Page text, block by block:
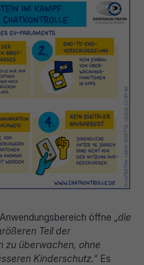
öffne „die
Teil der
zu überwachen, ohne
Kinderschutz.“ Es